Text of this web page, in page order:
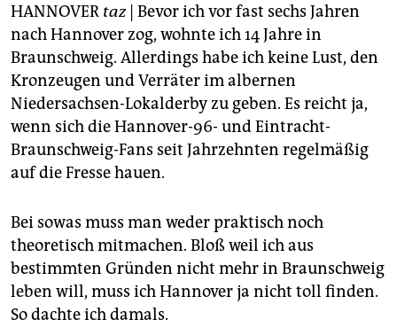
unterstützen
abo
genossenschaft
epaper login
HANNOVER taz| Bevor ich vor fast sechs Jahren
nach Hannover zog, wohnte ich 14 Jahre in
Braunschweig. Allerdings habe ich keine Lust, den
Kronzeugen und Verräter im albernen
Niedersachsen-Lokalderby zu geben. Es reicht ja,
wenn sich die Hannover-96- und Eintracht-
Braunschweig-Fans seit Jahrzehnten regelmäßig
auf die Fresse hauen.
Bei sowas muss man weder praktisch noch
theoretisch mitmachen. Bloß weil ich aus
bestimmten Gründen nicht mehr in Braunschweig
leben will, muss ich Hannover ja nicht toll finden.
So dachte ich damals.